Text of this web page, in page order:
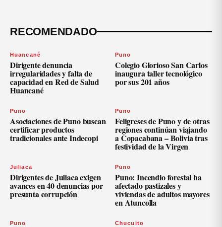
RECOMENDADO
Huancané
Dirigente denuncia
irregularidades y falta de
capacidad en Red de Salud
Huancané
Puno
Colegio Glorioso San Carlos
inaugura taller tecnológico
por sus 201 años
Puno
Asociaciones de Puno buscan
certificar productos
tradicionales ante Indecopi
Puno
Feligreses de Puno y de otras
regiones continúan viajando
a Copacabana – Bolivia tras
festividad de la Virgen
Juliaca
Dirigentes de Juliaca exigen
avances en 40 denuncias por
presunta corrupción
Puno
Puno: Incendio forestal ha
afectado pastizales y
viviendas de adultos mayores
en Atuncolla
Puno Chucuito